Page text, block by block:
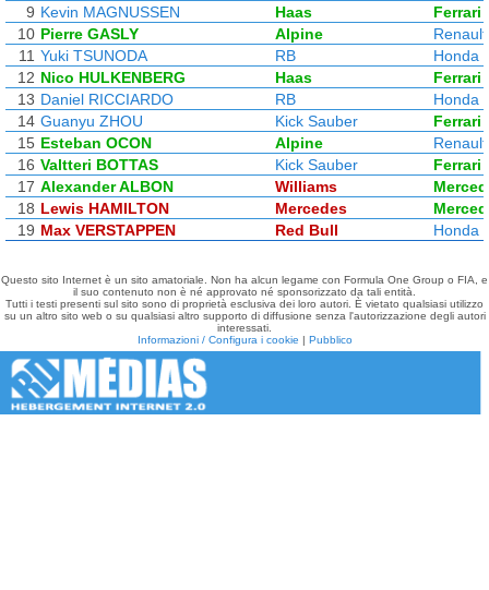
9 Kevin MAGNUSSEN Haas
Ferrari
10 Pierre GASLY Alpine
Renault
11 Yuki TSUNODA RB
Honda
12 Nico HULKENBERG Haas
Ferrari
13 Daniel RICCIARDO RB
Honda
14 Guanyu ZHOU Kick Sauber
Ferrari
15 Esteban OCON Alpine
Renault
16 Valtteri BOTTAS Kick Sauber
Ferrari
17 Alexander ALBON Williams
18 Lewis HAMILTON Mercedes
19 Max VERSTAPPEN Red Bull Honda
Questo sito Internet è un sito amatoriale. Non ha alcun legame con Formula One Group o FIA, e
il suo contenuto non è né approvato né sponsorizzato da tali entità.
Tutti i testi presenti sul sito sono di proprietà esclusiva dei loro autori. È vietato qualsiasi utilizzo
su un altro sito web o su qualsiasi altro supporto di diffusione senza l'autorizzazione degli autori
interessati.
Informazioni / Configura i cookie | Pubblico